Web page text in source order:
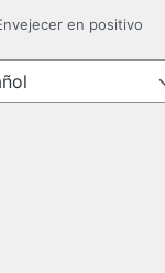
en positivo